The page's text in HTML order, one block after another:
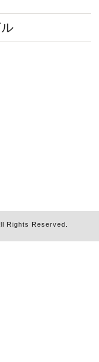
Rights Reserved.